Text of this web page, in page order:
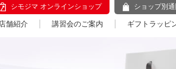
シモジマ オンラインショップ ショップ別
店舗紹介 講習会のご案内 ギフトラッピ